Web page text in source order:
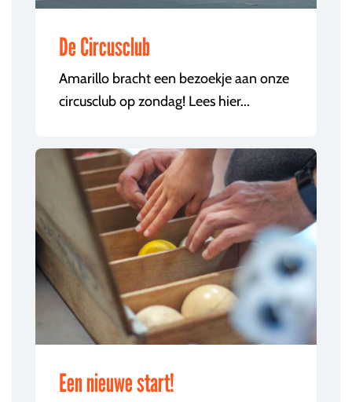
De Circusclub
Amarillo bracht een bezoekje aan onze
circusclub op zondag! Lees hier...
Een nieuwe start!